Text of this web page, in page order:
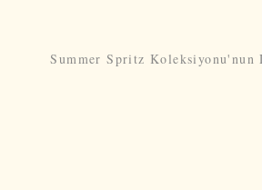
Summer Spritz Koleksiyonu'nun